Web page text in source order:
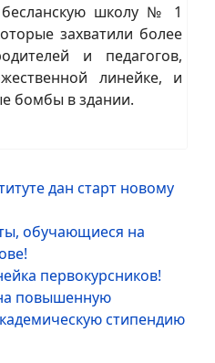
школу № 1
захватили более
и педагогов,
линейке, и
бомбы в здании.
дан старт новому
обучающиеся на
первокурсников!
повышенную
стипендию